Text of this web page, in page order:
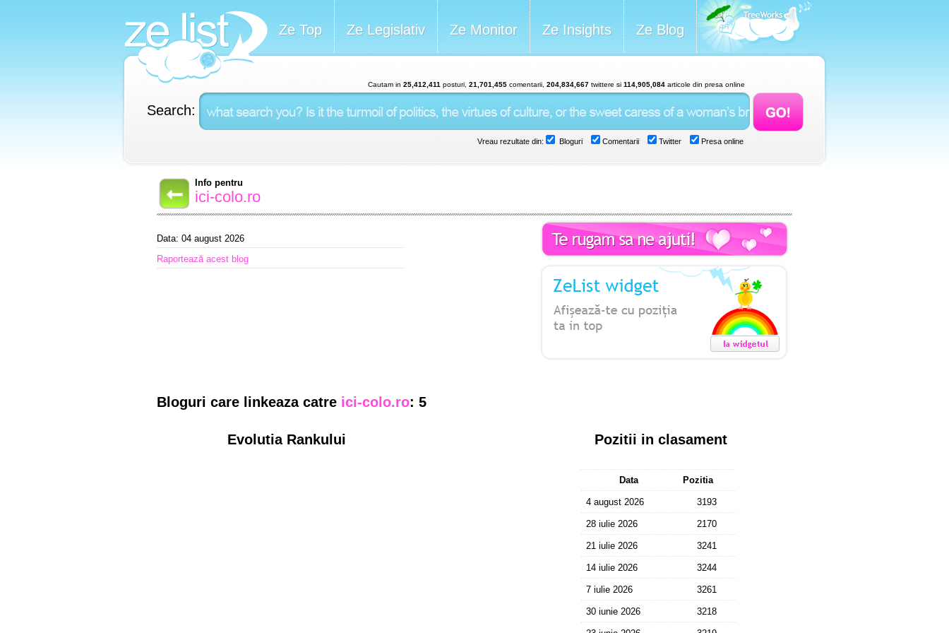
Ze Top Ze Legislativ Ze Monitor Ze Insights Ze Blog
Cautam in 25,412,411 posturi, 21,701,455comentarii, 204,834,667twittere si 114,905,084articole din presa online
Search:
Vreau rezultate din: Bloguri Comentarii Twitter Presa online
Info pentru
ici-colo.ro
Data: 04 august 2026
Raportează acest blog
Bloguri care linkeaza catre ici-colo.ro: 5
Evolutia Rankului Pozitii in clasament
Data Pozitia
4 august 2026 3193
28 iulie 2026 2170
21 iulie 2026 3241
14 iulie 2026 3244
7 iulie 2026 3261
30 iunie 2026 3218